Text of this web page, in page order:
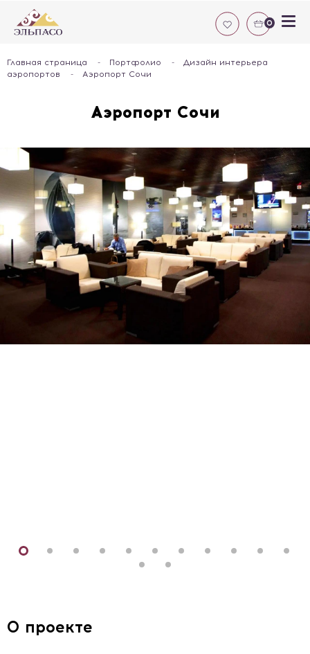
0
Главная страница - Портфолио -
Дизайн интерьера
аэропортов
- Аэропорт Сочи
Аэропорт Сочи
О проекте